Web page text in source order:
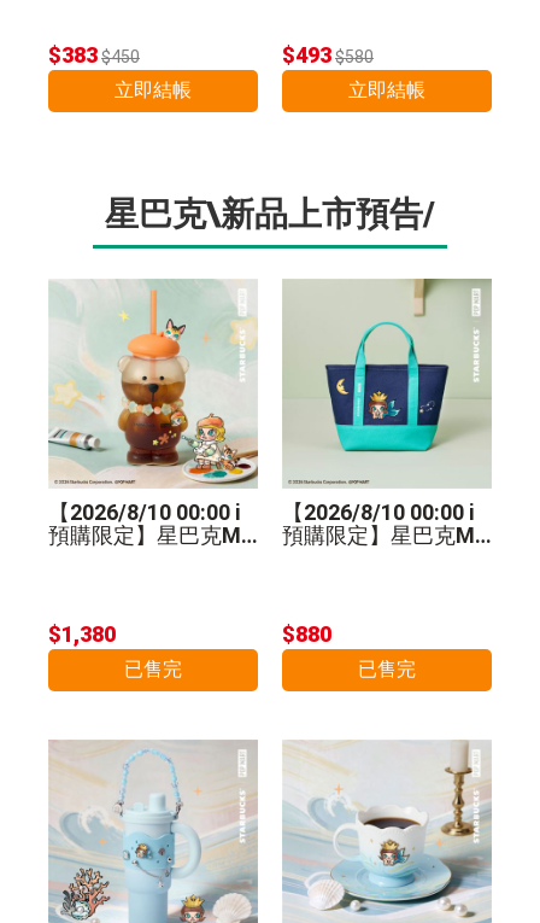
$383$450
立即結帳
$493$580
立即結帳
星巴克\新品上市預告/
【2026/8/10 00:00 i
預購限定】星巴克MO
$1,380
已售完
【2026/8/10 00:00 i
預購限定】星巴克MO
$880
已售完